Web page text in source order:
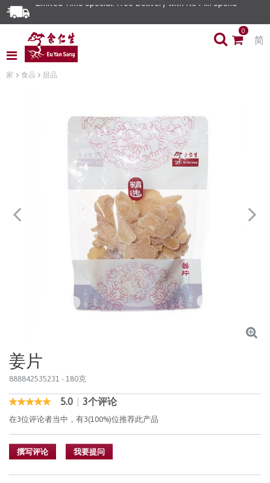
0
简
家 食品 甜品
姜片
888842535231 - 180克
3.4 out of 5 Customer Rating
5.0
out
of
5
stars,
average
value.
5.0 3个评论
在3位评论者当中，有3(100%)位推荐此产品
撰写评论 我要提问